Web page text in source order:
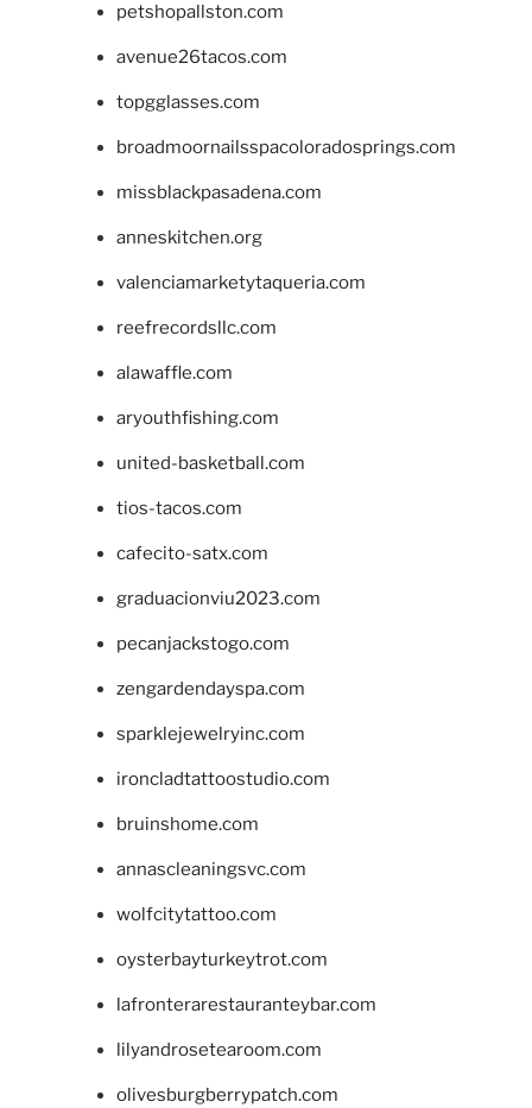
petshopallston.com
avenue26tacos.com
topgglasses.com
broadmoornailsspacoloradosprings.com
missblackpasadena.com
anneskitchen.org
valenciamarketytaqueria.com
reefrecordsllc.com
alawaffle.com
aryouthfishing.com
united-basketball.com
tios-tacos.com
cafecito-satx.com
graduacionviu2023.com
pecanjackstogo.com
zengardendayspa.com
sparklejewelryinc.com
ironcladtattoostudio.com
bruinshome.com
annascleaningsvc.com
wolfcitytattoo.com
oysterbayturkeytrot.com
lafronterarestauranteybar.com
lilyandrosetearoom.com
olivesburgberrypatch.com